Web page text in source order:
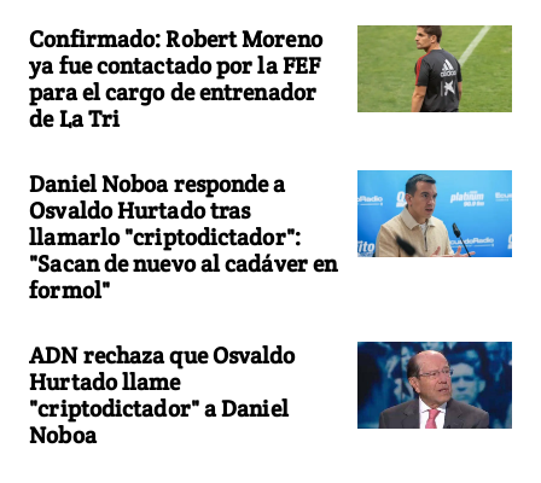
Confirmado: Robert Moreno
ya fue contactado por la FEF
para el cargo de entrenador
de La Tri
Daniel Noboa responde a
Osvaldo Hurtado tras
llamarlo "criptodictador":
"Sacan de nuevo al cadáver en
formol"
ADN rechaza que Osvaldo
Hurtado llame
"criptodictador" a Daniel
Noboa